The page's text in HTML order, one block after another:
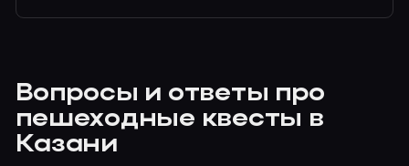
Вопросы и ответы про
пешеходные квесты в
Казани